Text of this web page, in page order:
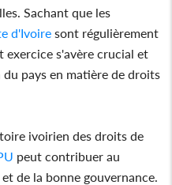
Sachant que les
d'Ivoire sont régulièrement
exercice s'avère crucial et
pays en matière de droits
ivoirien des droits de
peut contribuer au
de la bonne gouvernance.